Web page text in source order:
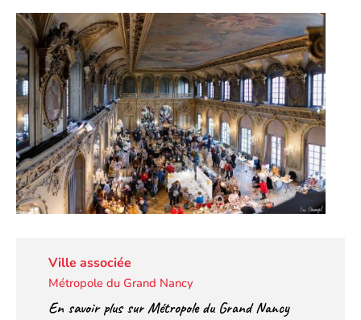
Ville associée
Métropole du Grand Nancy
En savoir plus sur Métropole du Grand Nancy